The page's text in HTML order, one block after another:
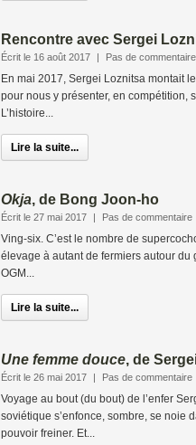
Rencontre avec Sergei
Écrit le 16 août 2017 | Pas de commentaire
En mai 2017, Sergei Loznitsa montait
pour nous y présenter, en compétition,
L’histoire...
Lire la suite...
Okja, de Bong Joon-ho
Écrit le 27 mai 2017 | Pas de commentaire
Ving-six. C’est le nombre de
élevage à autant de fermiers autour du
OGM...
Lire la suite...
Une femme douce, de
Écrit le 26 mai 2017 | Pas de commentaire
Voyage au bout (du bout) de l’enfer
soviétique s’enfonce, sombre, se noie
pouvoir freiner. Et...